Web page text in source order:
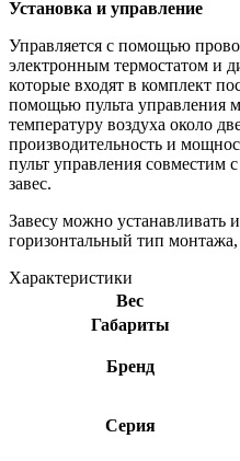
Установка и управление
Управляется с помощью
электронным термостатом и
которые входят в комплект
помощью пульта управления
температуру воздуха около
производительность и
пульт управления совместим
завес.
Завесу можно устанавливать
горизонтальный тип
Характеристики
Вес
Габариты
Бренд
Серия